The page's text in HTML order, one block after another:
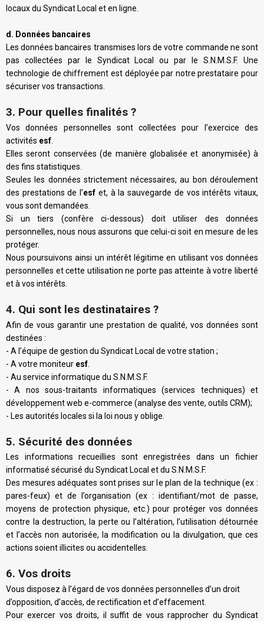
locaux du Syndicat Local et en ligne.
d. Données bancaires
Les données bancaires transmises lors de votre commande ne sont
pas collectées par le Syndicat Local ou par le S.N.M.S.F. Une
technologie de chiffrement est déployée par notre prestataire pour
sécuriser vos transactions.
3. Pour quelles finalités ?
Vos données personnelles sont collectées pour l’exercice des
activités esf
Elles seront conservées (de manière globalisée et anonymisée) à
des fins statistiques.
Seules les données strictement nécessaires, au bon déroulement
des prestations de l’esf et, à la sauvegarde de vos intérêts vitaux,
vous sont demandées.
Si un tiers (confère ci-dessous) doit utiliser des données
personnelles, nous nous assurons que celui-ci soit en mesure de les
protéger.
Nous poursuivons ainsi un intérêt légitime en utilisant vos données
personnelles et cette utilisation ne porte pas atteinte à votre liberté
et à vos intérêts.
4. Qui sont les destinataires ?
Afin de vous garantir une prestation de qualité, vos données sont
destinées :
- A l’équipe de gestion du Syndicat Local de votre station ;
- A votre moniteur esf
- Au service informatique du S.N.M.S.F.
- A nos sous-traitants informatiques (services techniques) et
développement web e-commerce (analyse des vente, outils CRM);
- Les autorités locales si la loi nous y oblige.
5. Sécurité des données
Les informations recueillies sont enregistrées dans un fichier
informatisé sécurisé du Syndicat Local et du S.N.M.S.F.
Des mesures adéquates sont prises sur le plan de la technique (ex :
pares-feux) et de l’organisation (ex : identifiant/mot de passe,
moyens de protection physique, etc.) pour protéger vos données
contre la destruction, la perte ou l’altération, l’utilisation détournée
et l’accès non autorisée, la modification ou la divulgation, que ces
actions soient illicites ou accidentelles.
6. Vos droits
Vous disposez à l’égard de vos données personnelles d’un droit
d’opposition, d’accès, de rectification et d’effacement.
Pour exercer vos droits, il suffit de vous rapprocher du Syndicat